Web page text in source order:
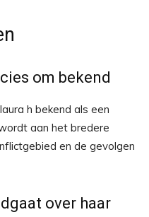
om bekend
h bekend als een
aan het bredere
en de gevolgen
over haar